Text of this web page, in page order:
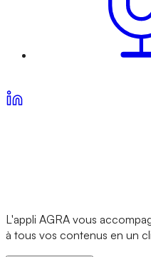
L'appli AGRA vous
à tous vos contenus en un